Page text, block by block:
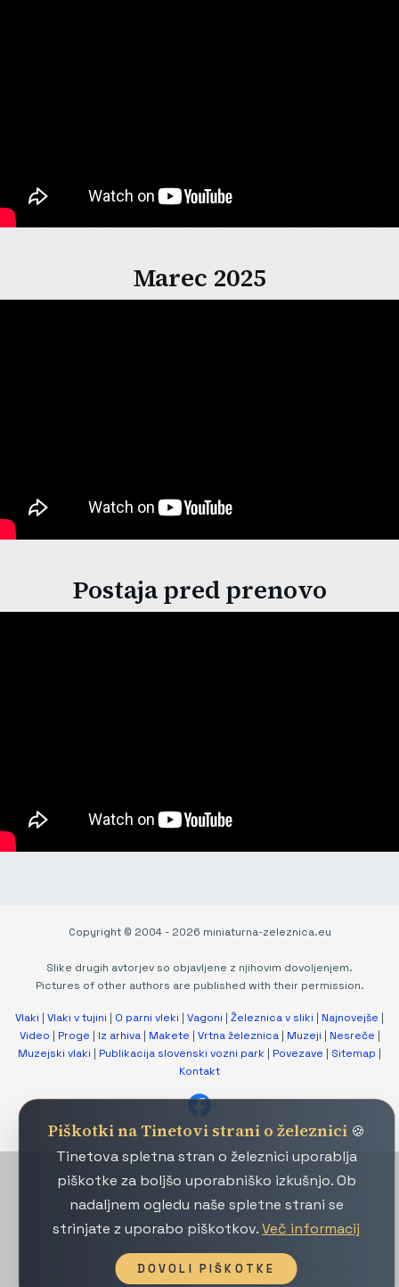
Marec 2025
Postaja pred prenovo
Piškotki na Tinetovi strani o železnici🍪
Tinetova spletna stran o železnici uporablja
piškotke za boljšo uporabniško izkušnjo. Ob
nadaljnem ogledu naše spletne strani se
strinjate z uporabo piškotkov.Več informacij
DOVOLI PIŠKOTKE
Copyright © 2004 - 2026 miniaturna-zeleznica.eu
Slike drugih avtorjev so objavljene z njihovim dovoljenjem.
Pictures of other authors are published with their permission.
Vlaki | Vlaki v tujini | O parni vleki | Vagoni | Železnica v sliki | Najnovejše |
Video | Proge | Iz arhiva| Makete | Vrtna železnica| Muzeji | Nesreče |
Muzejski vlaki | Publikacija slovenski vozni park | Povezave | Sitemap |
Kontakt